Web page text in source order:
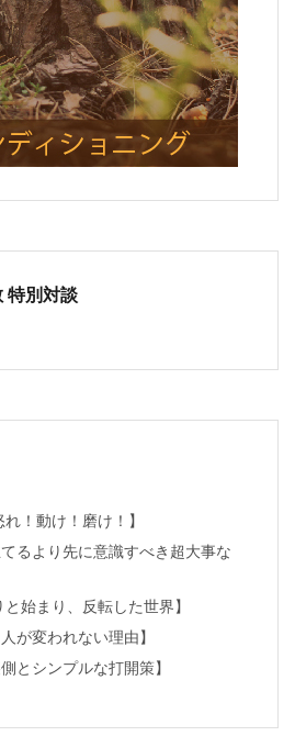
特別対談
！動け！磨け！】
てるより先に意識すべき超大事な
と始まり、反転した世界】
が変われない理由】
とシンプルな打開策】